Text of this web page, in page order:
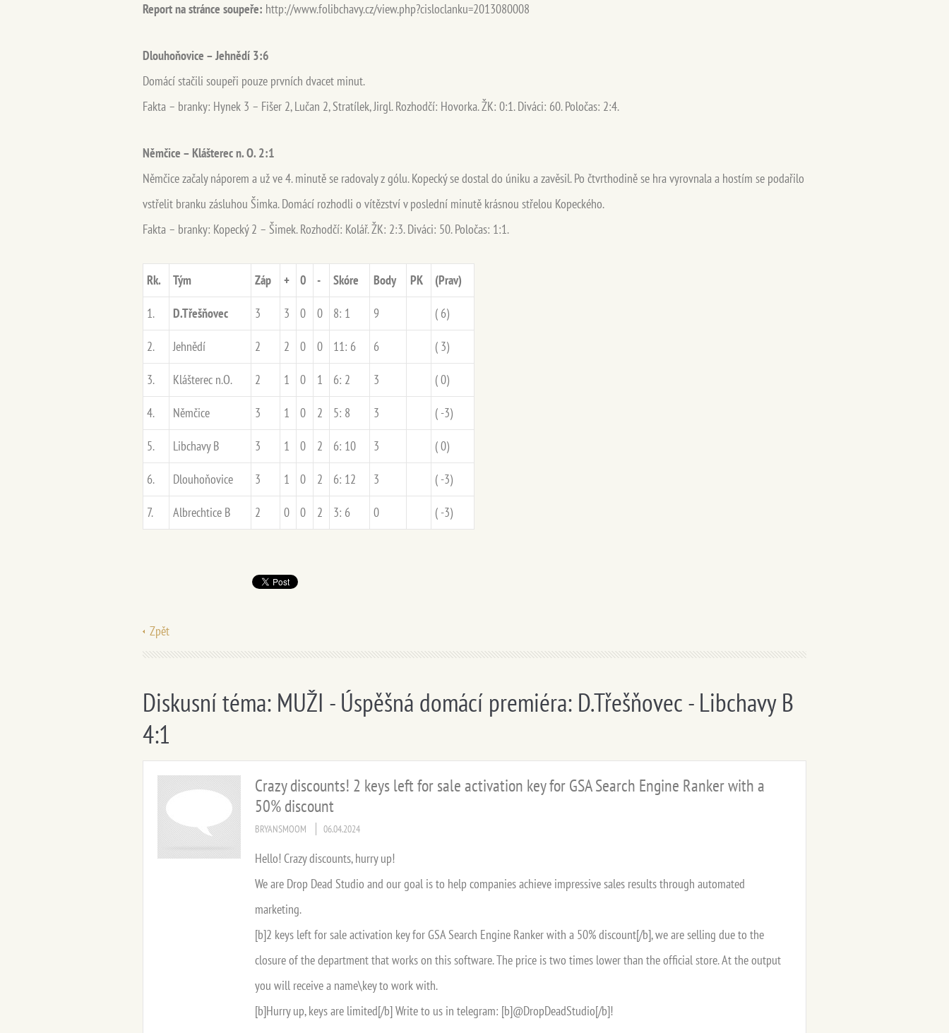
Report na stránce soupeře: http://www.folibchavy.cz/view.php?cisloclanku=2013080008
Dlouhoňovice – Jehnědí 3:6
Domácí stačili soupeři pouze prvních dvacet minut.
Fakta – branky: Hynek 3 – Fišer 2, Lučan 2, Stratílek, Jirgl. Rozhodčí: Hovorka. ŽK: 0:1. Diváci: 60. Poločas: 2:4.
Němčice – Klášterec n. O. 2:1
Němčice začaly náporem a už ve 4. minutě se radovaly z gólu. Kopecký se dostal do úniku a zavěsil. Po čtvrthodině se hravyrovnala a hostím se podařilo
vstřelit branku zásluhou Šimka. Domácí rozhodli o vítězství vposlední minutě krásnou střelou Kopeckého.
Fakta – branky: Kopecký 2 – Šimek. Rozhodčí: Kolář. ŽK: 2:3. Diváci: 50. Poločas: 1:1.
Rk. Tým Záp + 0 - Skóre Body PK (Prav)
1. D.Třešňovec 3 3 0 0 8: 1 9 ( 6)
2. Jehnědí 2 2 0 0 11: 6 6 ( 3)
3. Klášterec n.O. 2 1 0 1 6: 2 3 ( 0)
4. Němčice 3 1 0 2 5: 8 3 ( -3)
5. Libchavy B 3 1 0 2 6: 10 3 ( 0)
6. Dlouhoňovice 3 1 0 2 6: 12 3 ( -3)
7. Albrechtice B 2 0 0 2 3: 6 0 ( -3)
Zpět
Diskusní téma: MUŽI - Úspěšná domácí premiéra: D.Třešňovec - Libchavy B
4:1
Crazy discounts! 2 keys left for sale activation key for GSA Search Engine Ranker with a
50% discount
BRYANSMOOM 06.04.2024
Hello! Crazy discounts, hurry up!
We are Drop Dead Studio and our goal is to help companies achieve impressive sales results through automated
marketing.
[b]2 keys left for sale activation key for GSA Search Engine Ranker with a 50% discount[/b], we are selling due to the
closure of the department that works on this software. The price is two times lower than the official store. At the output
you will receive a name\key to work with.
[b]Hurry up, keys are limited[/b] Write to us in telegram: [b]@DropDeadStudio[/b]!